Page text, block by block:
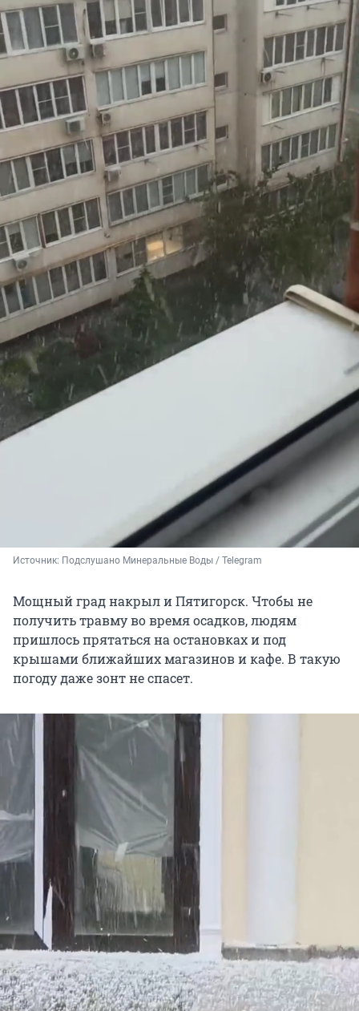
Источник: Подслушано Минеральные Воды / Telegram
Мощный град накрыл и Пятигорск. Чтобы не
получить травму во время осадков, людям
пришлось прятаться на остановках и под
крышами ближайших магазинов и кафе. В такую
погоду даже зонт не спасет.